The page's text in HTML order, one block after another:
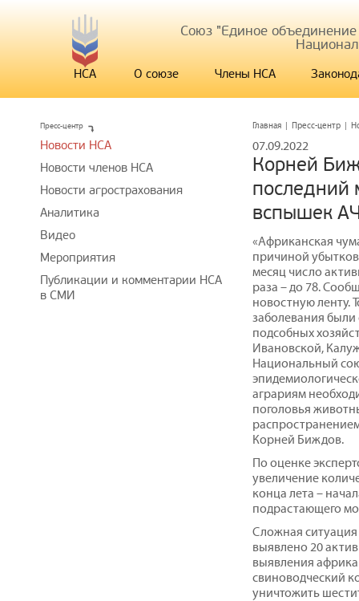
Союз "Единое
НСА О союзе Члены НСА
Главная | Пресс-центр |
07.09.2022
Корней
последний
вспышек
«Африканская
причиной
месяц число
раза – до 78.
новостную ленту.
заболевания
подсобных
Ивановской,
Национальный
аграриям
поголовья
Корней Биждов.
По оценке
увеличение
конца лета –
подрастающего
Сложная ситуация
выявлено 20
выявления
свиноводческий
уничтожить
Пресс-центр
Новости НСА
Новости членов НСА
Новости агрострахования
Аналитика
Видео
Мероприятия
Публикации и комментарии НСА
в СМИ